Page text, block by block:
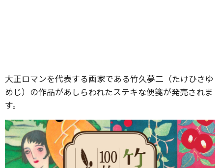
大正ロマンを代表する画家である竹久夢二（たけひさゆ
めじ）の作品があしらわれたステキな便箋が発売されま
す。